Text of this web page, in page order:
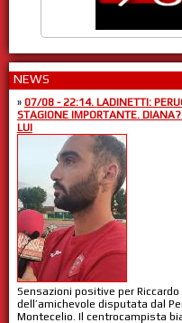
NEWS
» 07/08 - 22:14. LADINETTI:
STAGIONE IMPORTANTE.
LUI
Sensazioni positive per
dell’amichevole disputata dal
Montecelio. Il centrocampista